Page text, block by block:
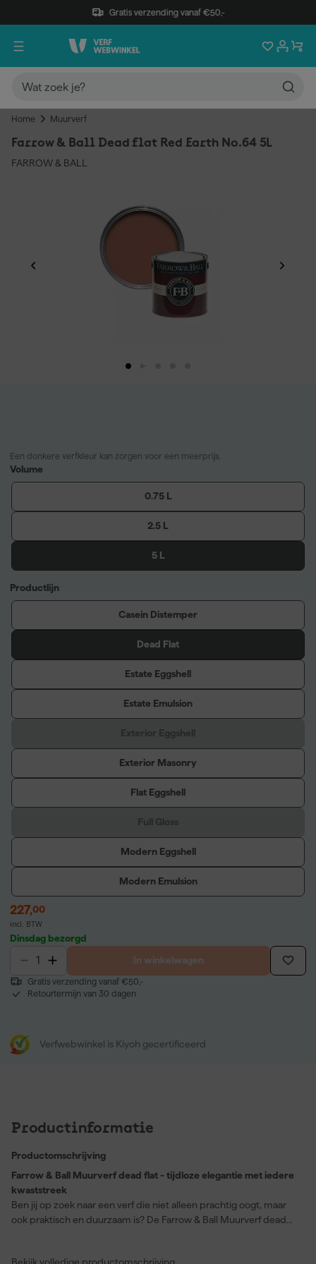
Gratis verzending vanaf €50,-
Home Muurverf
Farrow & Ball Dead flat Red Earth No.64 5L
FARROW & BALL
Een donkere verfkleur kan zorgen voor een meerprijs.
Volume
0.75 L
2.5 L
5 L
Productlijn
Casein Distemper
Dead Flat
Estate Eggshell
Estate Emulsion
Exterior Masonry
Flat Eggshell
Modern Eggshell
Modern Emulsion
227,00
incl. BTW
Dinsdag bezorgd
In winkelwagen
Gratis verzending vanaf €50,-
Retourtermijn van 30 dagen
Verfwebwinkel is Kiyoh gecertificeerd
Productinformatie
Productomschrijving
Farrow & Ball Muurverf dead flat - tijdloze elegantie met iedere
kwaststreek
Ben jij op zoek naar een verf die niet alleen prachtig oogt, maar
ook praktisch en duurzaam is? De Farrow & Ball Muurverf dead
Bekijk volledige productomschrijving